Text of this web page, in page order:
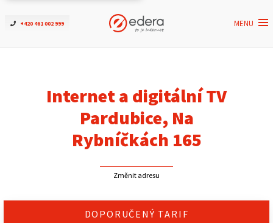
+420 461 002 999 MENU
Ověřit dostupnost
ČEZNET TV
Podpora
Kontakt
Internet a digitální TV
Pardubice, Na
Rybníčkách 165
Změnit adresu
DOPORUČENÝ TARIF